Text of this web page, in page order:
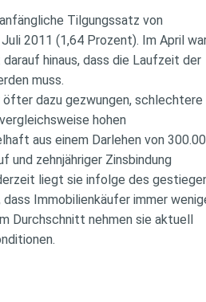
Tilgungssatz von
2011 (1,64 Prozent). Im April
hinaus, dass die Laufzeit der
muss.
dazu gezwungen, schlechtere
hohen
aus einem Darlehen von
und zehnjähriger Zinsbindung
liegt sie infolge des
dass Immobilienkäufer immer
Durchschnitt nehmen sie aktuell